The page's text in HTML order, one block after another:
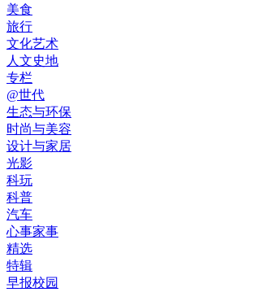
美食
旅行
文化艺术
人文史地
专栏
@世代
生态与环保
时尚与美容
设计与家居
光影
科玩
科普
汽车
心事家事
精选
特辑
早报校园